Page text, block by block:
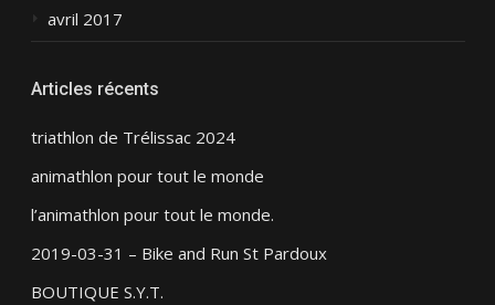
avril 2017
Articles récents
triathlon de Trélissac 2024
animathlon pour tout le monde
l’animathlon pour tout le monde.
2019-03-31 – Bike and Run St Pardoux
BOUTIQUE S.Y.T.